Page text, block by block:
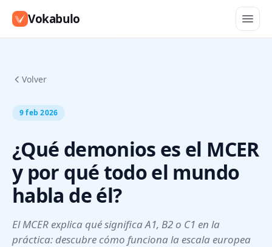
Vokabulo
Volver
9 feb 2026
¿Qué demonios es el MCER
y por qué todo el mundo
habla de él?
El MCER explica qué significa A1, B2 o C1 en la
práctica: descubre cómo funciona la escala europea